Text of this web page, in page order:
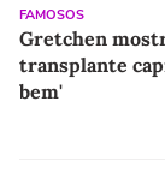
FAMOSOS
Gretchen
transplante
bem'